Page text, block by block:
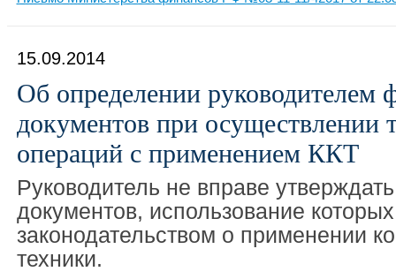
15.09.2014
Об определении руководителем
документов при осуществлении
операций с применением ККТ
Руководитель не вправе
документов, использование
законодательством о применении
техники.